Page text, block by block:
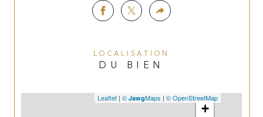
LOCALISATION
DU BIEN
+
Leaflet | © JawgMaps | © OpenStreetMap